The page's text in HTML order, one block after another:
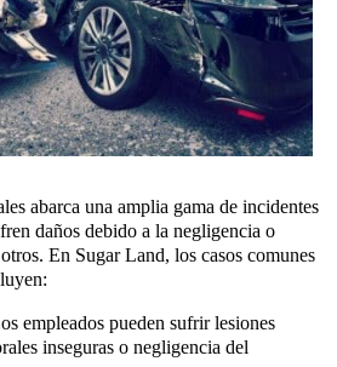
abarca una amplia gama de incidentes
daños debido a la negligencia o
En Sugar Land, los casos comunes
empleados pueden sufrir lesiones
inseguras o negligencia del